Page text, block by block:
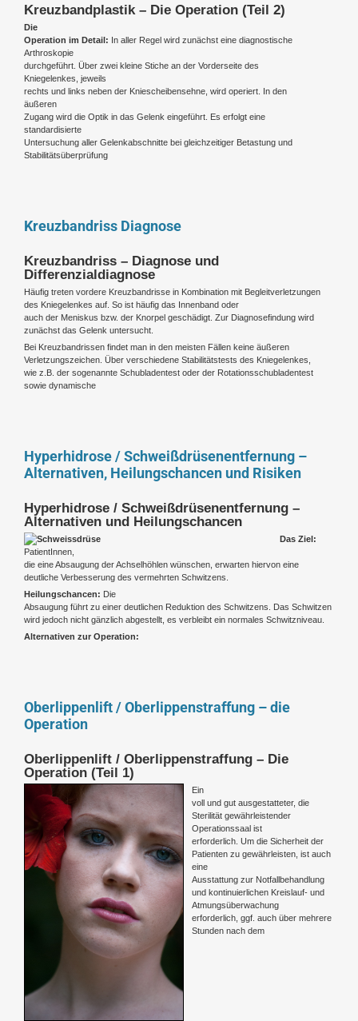
Kreuzbandplastik – Die Operation (Teil 2)
Die
Operation im Detail: In aller Regel wird zunächst eine diagnostische
Arthroskopie
durchgeführt. Über zwei kleine Stiche an der Vorderseite des
Kniegelenkes, jeweils
rechts und links neben der Kniescheibensehne, wird operiert. In den
äußeren
Zugang wird die Optik in das Gelenk eingeführt. Es erfolgt eine
standardisierte
Untersuchung aller Gelenkabschnitte bei gleichzeitiger Betastung und
Stabilitätsüberprüfung
Kreuzbandriss Diagnose
Kreuzbandriss – Diagnose und
Differenzialdiagnose
Häufig treten vordere Kreuzbandrisse in Kombination mit Begleitverletzungen
des Kniegelenkes auf. So ist häufig das Innenband oder
auch der Meniskus bzw. der Knorpel geschädigt. Zur Diagnosefindung wird
zunächst das Gelenk untersucht.
Bei Kreuzbandrissen findet man in den meisten Fällen keine äußeren
Verletzungszeichen. Über verschiedene Stabilitätstests des Kniegelenkes,
wie z.B. der sogenannte Schubladentest oder der Rotationsschubladentest
sowie dynamische
Hyperhidrose / Schweißdrüsenentfernung –
Alternativen, Heilungschancen und Risiken
Hyperhidrose / Schweißdrüsenentfernung –
Alternativen und Heilungschancen
Das Ziel:
PatientInnen,
die eine Absaugung der Achselhöhlen wünschen, erwarten hiervon eine
deutliche Verbesserung des vermehrten Schwitzens.
Heilungschancen: Die
Absaugung führt zu einer deutlichen Reduktion des Schwitzens. Das Schwitzen
wird jedoch nicht gänzlich abgestellt, es verbleibt ein normales Schwitzniveau.
Alternativen zur Operation:
Oberlippenlift / Oberlippenstraffung – die
Operation
Oberlippenlift / Oberlippenstraffung – Die
Operation (Teil 1)
Ein
voll und gut ausgestatteter, die
Sterilität gewährleistender
Operationssaal ist
erforderlich. Um die Sicherheit der
Patienten zu gewährleisten, ist auch
eine
Ausstattung zur Notfallbehandlung
und kontinuierlichen Kreislauf- und
Atmungsüberwachung
erforderlich, ggf. auch über mehrere
Stunden nach dem